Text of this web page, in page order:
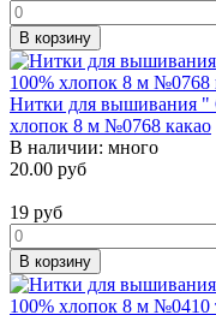
В корзину
Нитки для вышивания "
хлопок 8 м №0768 какао
В наличии: много
20.00 руб
19 руб
В корзину